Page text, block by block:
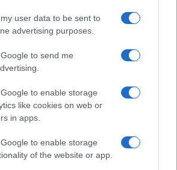
user data to be sent to
advertising purposes.
to send me
to enable storage
like cookies on web or
in apps.
to enable storage
of the website or app.
petrolio in rialzo e focus su